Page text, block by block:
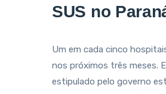
SUS no
Um em cada cinco
nos próximos três meses.
estipulado pelo governo